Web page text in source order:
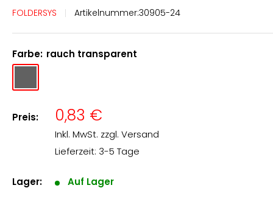
FOLDERSYS Artikelnummer:30905-24
Farbe: rauch transparent
transparent
Preis: Angebotspreis
0,83 €
Inkl. MwSt. zzgl. Versand
Lieferzeit: 3-5 Tage
Lager: Auf Lager